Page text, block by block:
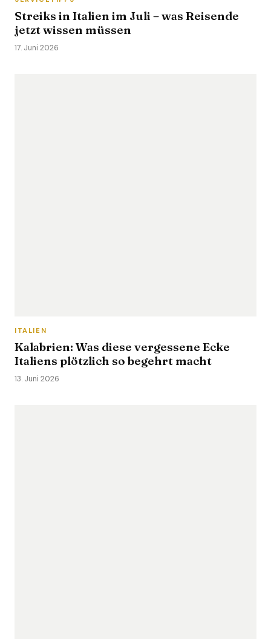
Streiks in Italien im Juli – was Reisende
jetzt wissen müssen
17. Juni 2026
ITALIEN
Kalabrien: Was diese vergessene Ecke
Italiens plötzlich so begehrt macht
13. Juni 2026